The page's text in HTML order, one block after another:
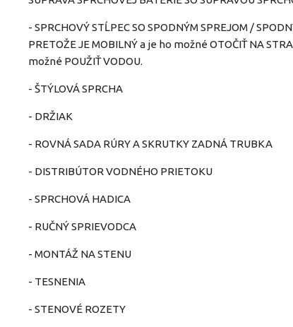
- SPRCHOVÝ STĹPEC SO SPODNÝM SPREJOM /
PRETOŽE JE MOBILNÝ a je ho možné OTOČIŤ NA
možné POUŽIŤ VODOU.
- ŠTÝLOVÁ SPRCHA
- DRŽIAK
- ROVNÁ SADA RÚRY A SKRUTKY ZADNÁ TRUBKA
- DISTRIBÚTOR VODNÉHO PRIETOKU
- SPRCHOVÁ HADICA
- RUČNÝ SPRIEVODCA
- MONTÁŽ NA STENU
- TESNENIA
- STENOVÉ ROZETY